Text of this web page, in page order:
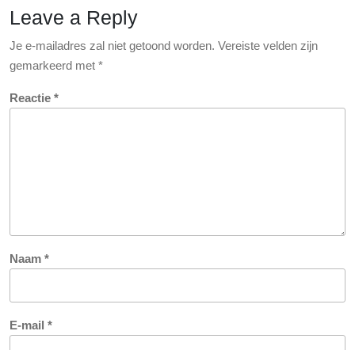
Leave a Reply
Je e-mailadres zal niet getoond worden. Vereiste velden zijn
gemarkeerd met *
Reactie *
Naam *
E-mail *